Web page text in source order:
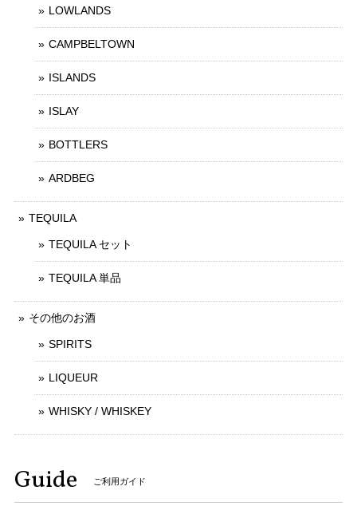
LOWLANDS
CAMPBELTOWN
ISLANDS
ISLAY
BOTTLERS
ARDBEG
TEQUILA
TEQUILA セット
TEQUILA 単品
その他のお酒
SPIRITS
LIQUEUR
WHISKY / WHISKEY
Guide ご利用ガイド